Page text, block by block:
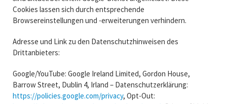
Cookies lassen sich durch entsprechende
Browsereinstellungen und -erweiterungen verhindern.
Adresse und Link zu den Datenschutzhinweisen des
Drittanbieters:
Google/YouTube: Google Ireland Limited, Gordon House,
Barrow Street, Dublin 4, Irland – Datenschutzerklärung:
https://policies.google.com/privacy, Opt-Out: